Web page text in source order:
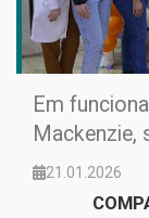
Em
Mackenzie,
21.01.2026